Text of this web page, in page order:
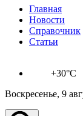
Главная
Новости
Справочник
Статьи
+30°C
Воскресенье, 9